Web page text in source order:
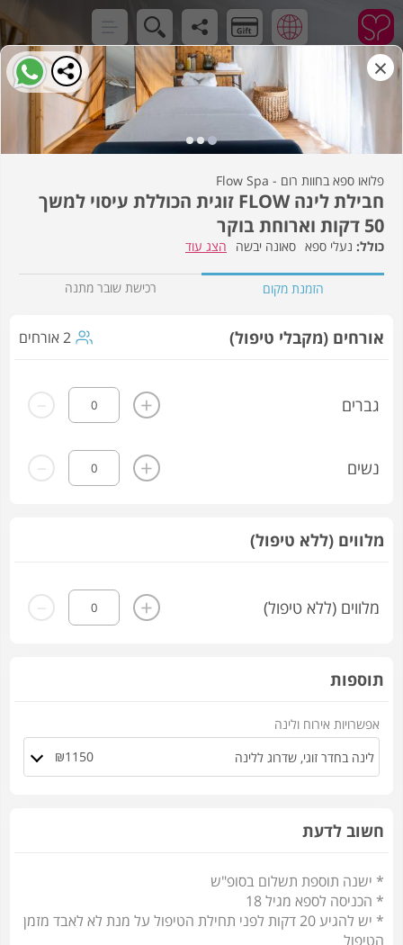
×
פלואו ספא בחוות רום - Flow Spa
חבילת לינה FLOW זוגית הכוללת עיסוי למשך
50 דקות וארוחת בוקר
נעלי ספא סאונה יבשה הצג עוד
הזמנת מקום רכישת שובר מתנה
אורחים (מקבלי טיפול) 2 אורחים
גברים +
-
נשים +
-
מלווים (ללא טיפול)
מלווים (ללא טיפול) +
-
תוספות
אפשרויות אירוח ולינה
₪1150
חשוב לדעת
* ישנה תוספת תשלום בסופ"ש
* הכניסה לספא מגיל 18
* יש להגיע 20 דקות לפני תחילת הטיפול על מנת לא לאבד מזמן
הטיפול